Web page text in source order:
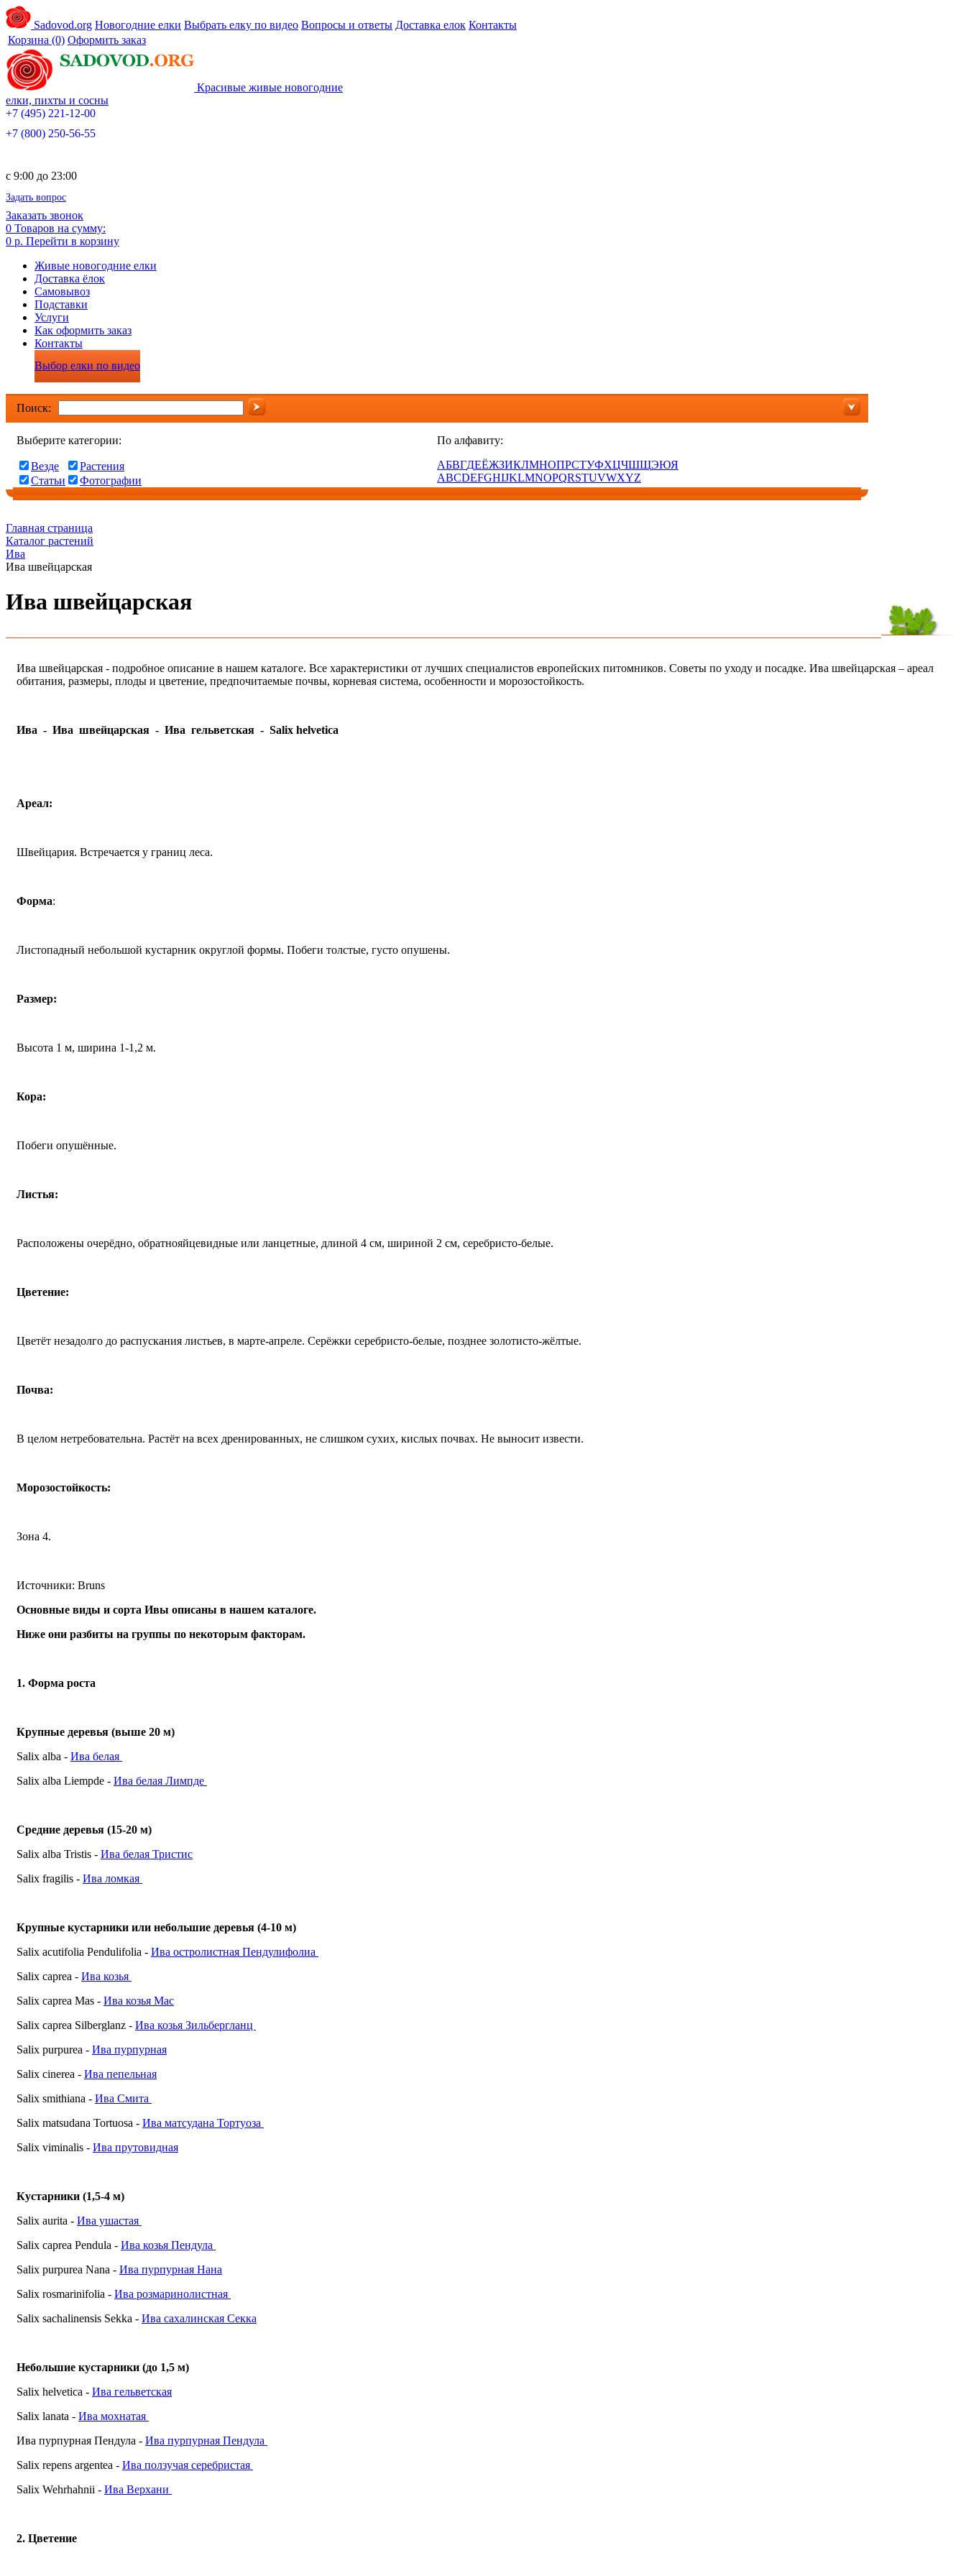
Sadovod.org Новогодние елки Выбрать елку по видео Вопросы и ответы Доставка елок Контакты
Корзина (0) Оформить заказ
Красивые живые новогодние
елки, пихты и сосны
+7 (495) 221-12-00
+7 (800) 250-56-55
c 9:00 до 23:00
Задать вопрос
Заказать звонок
0 Товаров на сумму:
0 р. Перейти в корзину
Живые новогодние елки
Доставка ёлок
Самовывоз
Подставки
Услуги
Как оформить заказ
Контакты
Выбор елки по видео
Поиск:
Выберите категории:
Везде
Растения
Статьи
Фотографии
По алфавиту:
АБВГДЕЁЖЗИКЛМНОПРСТУФХЦЧШЩЭЮЯ
ABCDEFGHIJKLMNOPQRSTUVWXYZ
Главная страница
Каталог растений
Ива
Ива швейцарская
Ива швейцарская
Ива швейцарская - подробное описание в нашем каталоге. Все характеристики от лучших специалистов европейских питомников. Советы по уходу и посадке. Ива швейцарская – ареал
обитания, размеры, плоды и цветение, предпочитаемые почвы, корневая система, особенности и морозостойкость.
Ива - Ива швейцарская - Ива гельветская - Salix helvetica
Ареал:
Швейцария. Встречается у границ леса.
Форма:
Листопадный небольшой кустарник округлой формы. Побеги толстые, густо опушены.
Размер:
Высота 1 м, ширина 1-1,2 м.
Кора:
Побеги опушённые.
Листья:
Расположены очерёдно, обратнояйцевидные или ланцетные, длиной 4 см, шириной 2 см, серебристо-белые.
Цветение:
Цветёт незадолго до распускания листьев, в марте-апреле. Серёжки серебристо-белые, позднее золотисто-жёлтые.
Почва:
В целом нетребовательна. Растёт на всех дренированных, не слишком сухих, кислых почвах. Не выносит извести.
Морозостойкость:
Зона 4.
Источники: Bruns
Основные виды и сорта Ивы описаны в нашем каталоге.
Ниже они разбиты на группы по некоторым факторам.
1. Форма роста
Крупные деревья (выше 20 м)
Salix alba - Ива белая
Salix alba Liempde - Ива белая Лимпде
Средние деревья (15-20 м)
Salix alba Tristis - Ива белая Тристис
Salix fragilis - Ива ломкая
Крупные кустарники или небольшие деревья (4-10 м)
Salix acutifolia Pendulifolia - Ива остролистная Пендулифолиа
Salix caprea - Ива козья
Salix caprea Mas - Ива козья Мас
Salix caprea Silberglanz - Ива козья Зильбергланц
Salix purpurea - Ива пурпурная
Salix cinerea - Ива пепельная
Salix smithiana - Ива Смита
Salix matsudana Tortuosa - Ива матсудана Тортуоза
Salix viminalis - Ива прутовидная
Кустарники (1,5-4 м)
Salix aurita - Ива ушастая
Salix caprea Pendula - Ива козья Пендула
Salix purpurea Nana - Ива пурпурная Нана
Salix rosmarinifolia - Ива розмаринолистная
Salix sachalinensis Sekka - Ива сахалинская Секка
Небольшие кустарники (до 1,5 м)
Salix helvetica - Ива гельветская
Salix lanata - Ива мохнатая
Ива пурпурная Пендула - Ива пурпурная Пендула
Salix repens argentea - Ива ползучая серебристая
Salix Wehrhahnii - Ива Верхани
2. Цветение